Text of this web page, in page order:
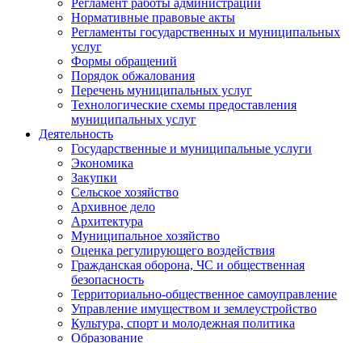
Регламент работы администрации
Нормативные правовые акты
Регламенты государственных и муниципальных
услуг
Формы обращений
Порядок обжалования
Перечень муниципальных услуг
Технологические схемы предоставления
муниципальных услуг
Деятельность
Государственные и муниципальные услуги
Экономика
Закупки
Сельское хозяйство
Архивное дело
Архитектура
Муниципальное хозяйство
Оценка регулирующего воздействия
Гражданская оборона, ЧС и общественная
безопасность
Территориально-общественное самоуправление
Управление имуществом и землеустройство
Культура, спорт и молодежная политика
Образование